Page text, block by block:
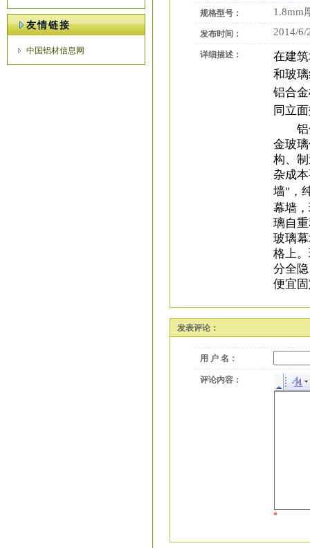
友情链接
中国铝材信息网
规格型号： 1.8mm
发布时间： 2014/6/
详细描述：
在建
和玻
铝合
同立
铝合
金玻
构、
杂成
墙" ，
幕墙
璃自
玻璃
格上
分全
便宜
发表评论：
用 户 名：
评论内容：
*